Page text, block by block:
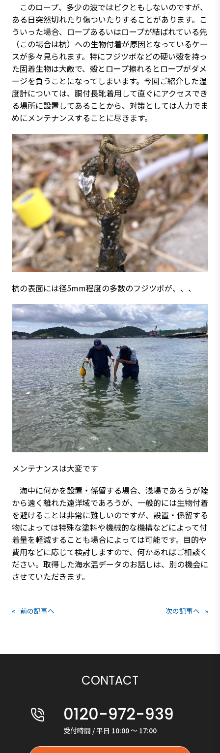
このロープ、多少の波ではビクともしないのですが、
ある日突然切れたり傷ついたりすることがあります。こ
ういった場合、ロープあるいはロープが結ばれている先
（この場合は杭）への生物付着が原因となっているケー
スが多々見られます。特にフジツボなどの硬い殻を持っ
た固着生物は大敵で、殻とロープ擦れるとロープがダメ
ージを負うことになってしまいます。今回ご紹介した温
度計については、胴付長靴着用して直ぐにアクセスでき
る場所に設置してあることから、対策としては人力でま
めにメンテナンスすることに尽きます。
杭の表面には径5mm程度の多数のフジツボが、、、
メンテナンスは大変です
海中に何かを設置・係留する場合、浅場であろうが陸
から遠く離れた遠洋域であろうが、一般的には生物付着
を避けることは非常に難しいのですが、設置・係留する
物によっては特殊な塗料や機械的な機構などによって付
着量を軽減することも場合によっては可能です。目的や
費用などに応じて検討しますので、何かあればご相談く
ださい。取得した海水温データのお話しは、別の機会に
させていただきます。
« 前の記事へ 次の記事へ »
CONTACT
0120-972-939
受付時間 / 平日 10:00 〜 17:00